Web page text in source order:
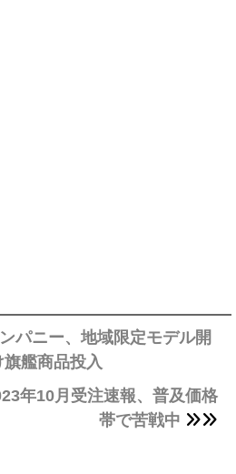
パニー、地域限定モデル開
艦商品投入
年10月受注速報、普及価格
帯で苦戦中